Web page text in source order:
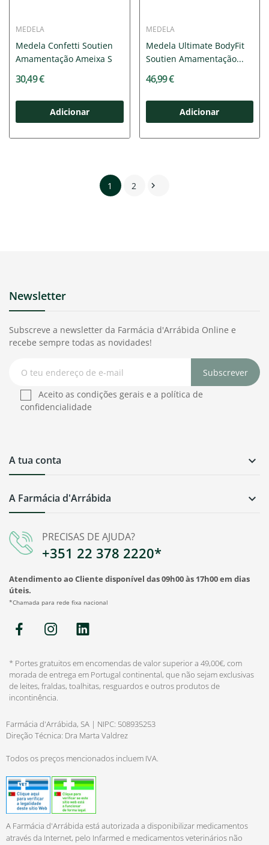
MEDELA
Medela Confetti Soutien
Amamentação Ameixa S
30,49 €
Adicionar
MEDELA
Medela Ultimate BodyFit
Soutien Amamentação...
46,99 €
Adicionar
1 2 
PRECISAS DE AJUDA?
+351 22 378 2220*
Atendimento ao Cliente disponível das 09h00 às 17h00 em dias
úteis.
*Chamada para rede fixa nacional
A Farmácia d'Arrábida 
A tua conta 
Newsletter
Subscreve a newsletter da Farmácia d'Arrábida Online e
recebe sempre todas as novidades!
Subscrever
Aceito as condições gerais e a política de
confidencialidade
* Portes gratuitos em encomendas de valor superior a 49,00€, com
morada de entrega em Portugal continental, que não sejam exclusivas
de leites, fraldas, toalhitas, resguardos e outros produtos de
incontinência.
Farmácia d'Arrábida, SA | NIPC: 508935253
Direção Técnica: Dra Marta Valdrez
Todos os preços mencionados incluem IVA.
A Farmácia d'Arrábida está autorizada a disponibilizar medicamentos
através da Internet, pelo Infarmed e medicamentos veterinários não